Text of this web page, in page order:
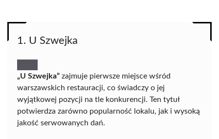
1. U Szwejka
„U Szwejka” zajmuje pierwsze miejsce wśród
warszawskich restauracji, co świadczy o jej
wyjątkowej pozycji na tle konkurencji. Ten tytuł
potwierdza zarówno popularność lokalu, jak i wysoką
jakość serwowanych dań.